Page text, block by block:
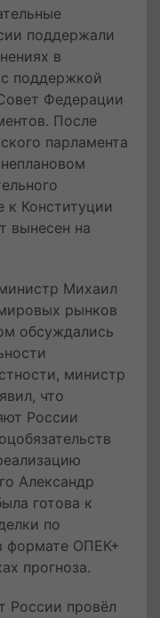
поддержали
в
поддержкой
Федерации
После
парламента
к Конституции
вынесен на
Михаил
рынков
обсуждались
министр
что
России
Александр
готова к
по
формате ОПЕК+
прогноза.
России провёл